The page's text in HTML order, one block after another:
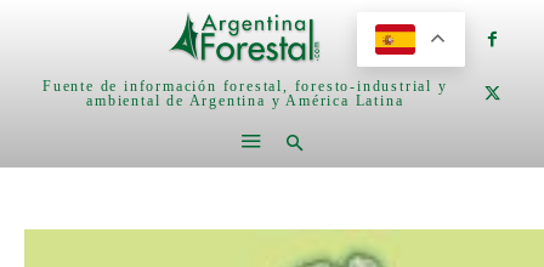
Fuente de información forestal, foresto-industrial y
ambiental de Argentina y América Latina